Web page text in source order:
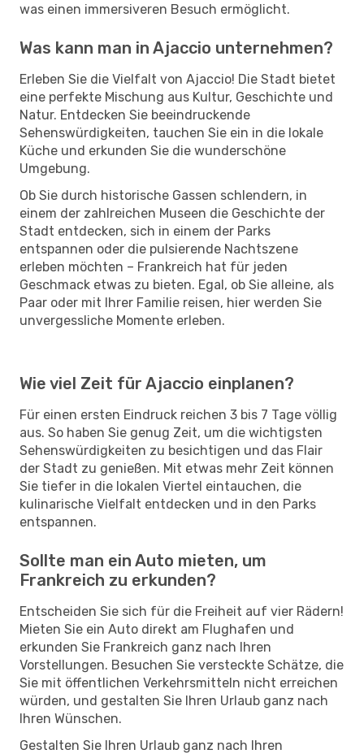
was einen immersiveren Besuch ermöglicht.
Was kann man in Ajaccio unternehmen?
Erleben Sie die Vielfalt von Ajaccio! Die Stadt bietet
eine perfekte Mischung aus Kultur, Geschichte und
Natur. Entdecken Sie beeindruckende
Sehenswürdigkeiten, tauchen Sie ein in die lokale
Küche und erkunden Sie die wunderschöne
Umgebung.
Ob Sie durch historische Gassen schlendern, in
einem der zahlreichen Museen die Geschichte der
Stadt entdecken, sich in einem der Parks
entspannen oder die pulsierende Nachtszene
erleben möchten – Frankreich hat für jeden
Geschmack etwas zu bieten. Egal, ob Sie alleine, als
Paar oder mit Ihrer Familie reisen, hier werden Sie
unvergessliche Momente erleben.
Wie viel Zeit für Ajaccio einplanen?
Für einen ersten Eindruck reichen 3 bis 7 Tage völlig
aus. So haben Sie genug Zeit, um die wichtigsten
Sehenswürdigkeiten zu besichtigen und das Flair
der Stadt zu genießen. Mit etwas mehr Zeit können
Sie tiefer in die lokalen Viertel eintauchen, die
kulinarische Vielfalt entdecken und in den Parks
entspannen.
Sollte man ein Auto mieten, um
Frankreich zu erkunden?
Entscheiden Sie sich für die Freiheit auf vier Rädern!
Mieten Sie ein Auto direkt am Flughafen und
erkunden Sie Frankreich ganz nach Ihren
Vorstellungen. Besuchen Sie versteckte Schätze, die
Sie mit öffentlichen Verkehrsmitteln nicht erreichen
würden, und gestalten Sie Ihren Urlaub ganz nach
Ihren Wünschen.
Gestalten Sie Ihren Urlaub ganz nach Ihren